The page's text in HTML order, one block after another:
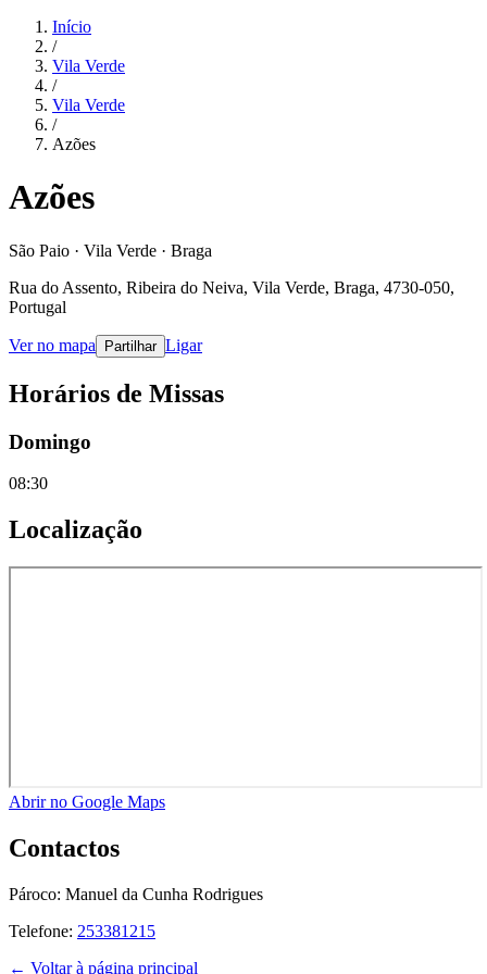
Início
/
Vila Verde
/
Vila Verde
/
Azões
Azões
São Paio · Vila Verde · Braga
Rua do Assento, Ribeira do Neiva, Vila Verde, Braga, 4730-050,
Portugal
Ver no mapa Partilhar Ligar
Horários de Missas
Domingo
08:30
Localização
Abrir no Google Maps
Contactos
Pároco: Manuel da Cunha Rodrigues
Telefone: 253381215
← Voltar à página principal